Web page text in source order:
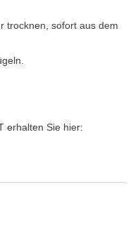
trocknen, sofort aus dem
erhalten Sie hier: